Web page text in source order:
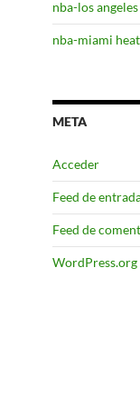
nba-los
nba-miami heat
META
Acceder
Feed de
Feed de
WordPress.org